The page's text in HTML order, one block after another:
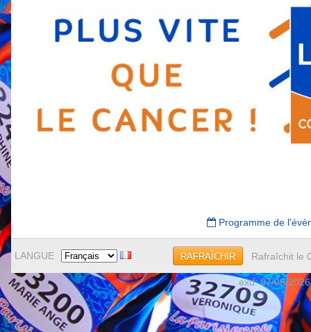
Programme de
LANGUE RAFRAÎCHIR Rafraîchit le
exd: 07/08/